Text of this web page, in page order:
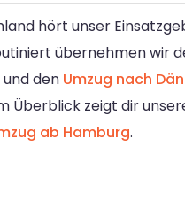
hört unser
übernehmen wir
und den Umzug nach
Überblick zeigt dir
ab Hamburg.